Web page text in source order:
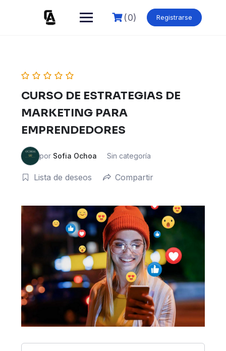
(0) Registrarse
CURSO DE ESTRATEGIAS DE
MARKETING PARA
EMPRENDEDORES
por Sofia Ochoa Sin categoría
Lista de deseos Compartir